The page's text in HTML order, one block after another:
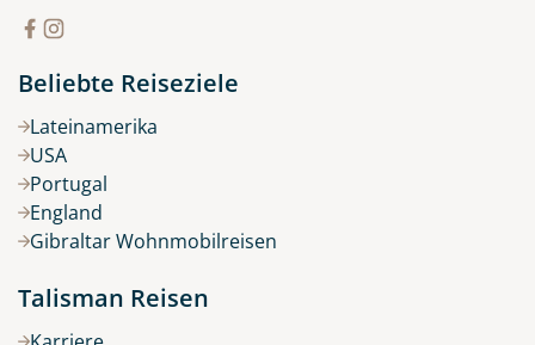
Beliebte Reiseziele
Lateinamerika
USA
Portugal
England
Gibraltar Wohnmobilreisen
Talisman Reisen